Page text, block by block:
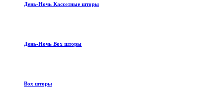
День-Ночь Кассетные шторы
День-Ночь Box шторы
Box шторы